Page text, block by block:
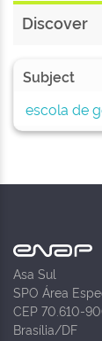
Discover
Subject
escola de
Asa Sul
SPO Área
CEP 70.610-
Brasília/DF